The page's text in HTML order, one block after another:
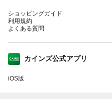
ショッピングガイド
利用規約
よくある質問
カインズ公式アプリ
iOS版